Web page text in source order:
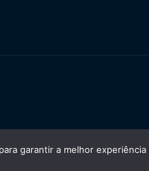
garantir a melhor